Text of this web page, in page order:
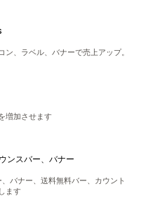
ン、ラベル、バナーで売上アップ。
増加させます
ンスバー、バナー
バナー、送料無料バー、カウント
ます